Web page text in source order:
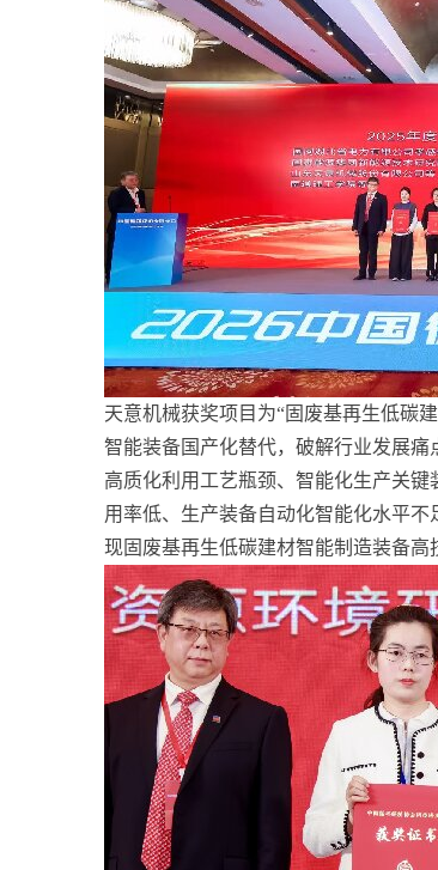
天意机械获奖项目为“固废基再生低碳
智能装备国产化替代，破解行业发展
高质化利用工艺瓶颈、智能化生产关
用率低、生产装备自动化智能化水平
现固废基再生低碳建材智能制造装备高